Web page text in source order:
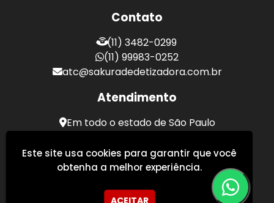
Contato
(11) 3482-0299
(11) 99983-0252
atc@sakuradedetizadora.com.br
Atendimento
Em todo o estado de São Paulo
Este site usa cookies para garantir que você
obtenha a melhor experiência.
ACEITAR